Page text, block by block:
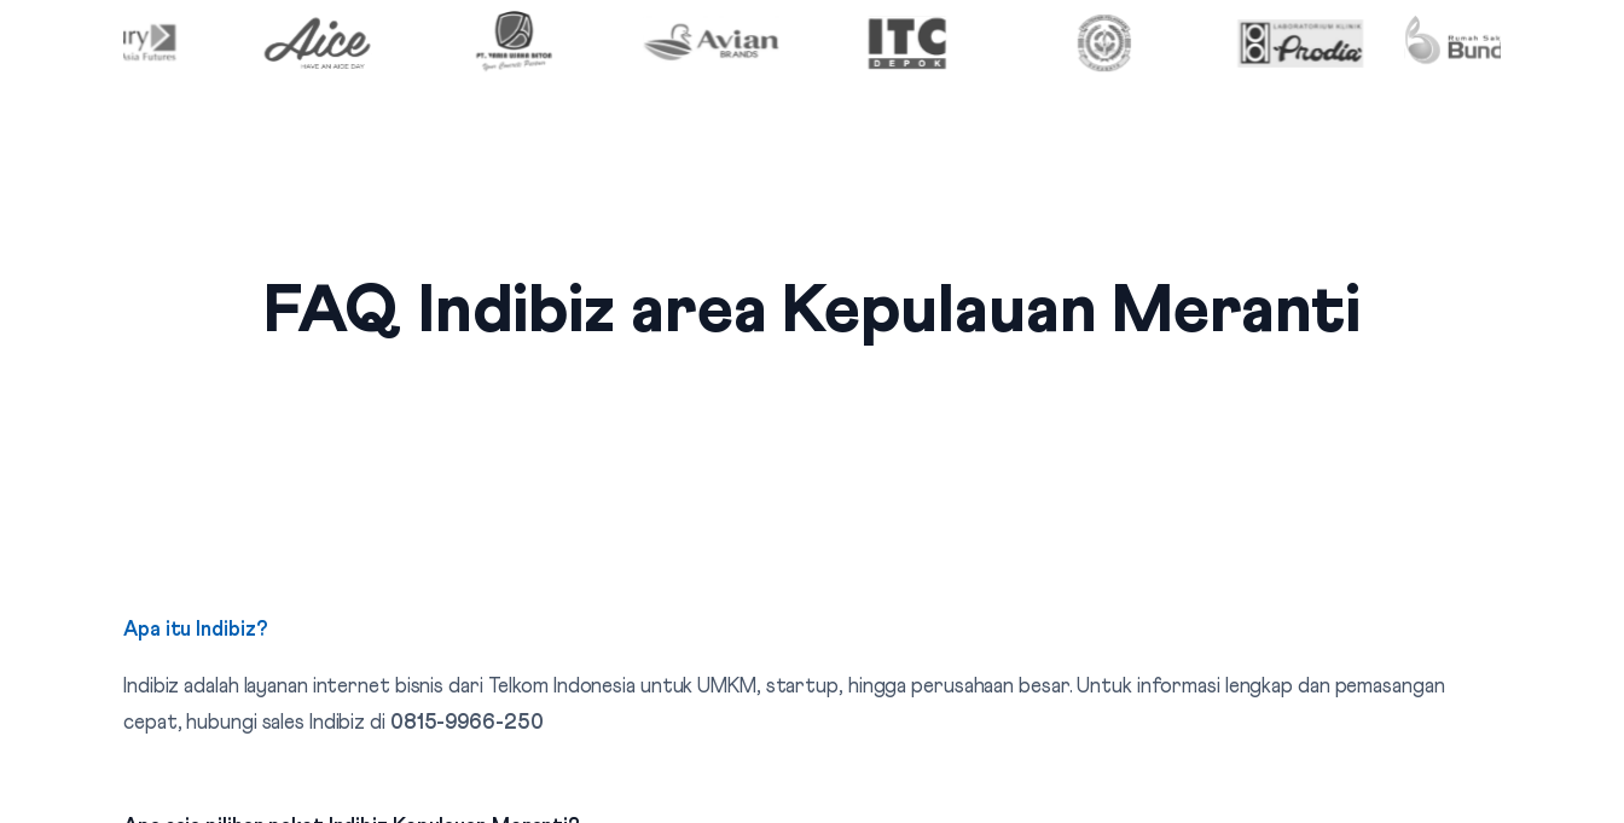
FAQ Indibiz area Kepulauan Meranti
Apa itu Indibiz?
Indibiz adalah layanan internet bisnis dari Telkom Indonesia untuk UMKM, startup, hingga perusahaan besar. Untuk informasi lengkap dan pemasangan
cepat, hubungi sales Indibiz di 0815-9966-250